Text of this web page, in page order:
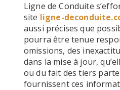
Ligne de Conduite
site ligne-
aussi précises que
pourra être tenue
omissions, des
dans la mise à jour,
ou du fait des tiers
fournissent ces